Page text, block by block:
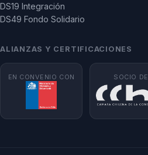
DS19 Integración
DS49 Fondo Solidario
ALIANZAS Y CERTIFICACIONES
EN CONVENIO CON SOCIO DE